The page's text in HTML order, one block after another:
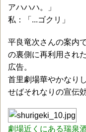
アハハハ。」
私：「...ゴクリ」
平良竜次さんの案内
の裏側に再利用され
広告。
首里劇場華やかなり
せばそれなりの宣伝
劇場近くにある瑞泉